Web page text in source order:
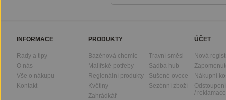
INFORMACE PRODUKTY ÚČET
Rady a tipy
O nás
Vše o nákupu
Kontakt
Bazénová chemie
Malířské potřeby
Regionální produkty
Květiny
Zahrádkář
Travní směsi
Sadba hub
Sušené ovoce
Sezónní zboží
Nová
Nákupní
/ reklamace